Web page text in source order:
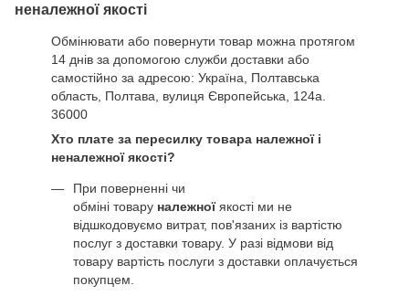
неналежної якості
Обмінювати або повернути товар можна протягом
14 днів за допомогою служби доставки або
самостійно за адресою: Україна, Полтавська
область, Полтава, вулиця Європейська, 124а.
36000
Хто плате за пересилку товара належної і
неналежної якості?
При поверненні чи
обміні товару належноїякості ми не
відшкодовуємо витрат, пов'язаних із вартістю
послуг з доставки товару. У разі відмови від
товару вартість послуги з доставки оплачується
покупцем.